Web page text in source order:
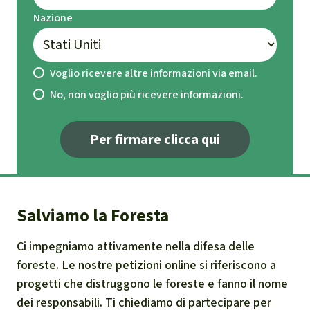
Presidente della Repubblica di Liberia
Executive Mansion
Capitol Hill, Monrovia
30 aprile 2026
A nome della NGO Coalition of Liberia, una
rete di oltre 25 organizzazioni della società
civile (OSC) attive nel settore forestale,
apprezzamento per la leadership di Sua
Eccellenza e per il Suo continuo impegno nel
promuovere l’agenda di sviluppo sostenibile
della Liberia, in particolare nei settori
dell’azione climatica e della governance delle
Nazione
Voglio ricevere altre informazioni via email.
No, non voglio più ricevere informazioni.
Per firmare clicca qui
Salviamo la Foresta
Ci impegniamo attivamente nella difesa delle
foreste. Le nostre petizioni online si riferiscono a
progetti che distruggono le foreste e fanno il nome
dei responsabili. Ti chiediamo di partecipare per